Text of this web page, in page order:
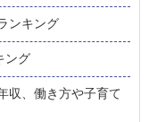
ンキング
ング
収、働き方や子育て